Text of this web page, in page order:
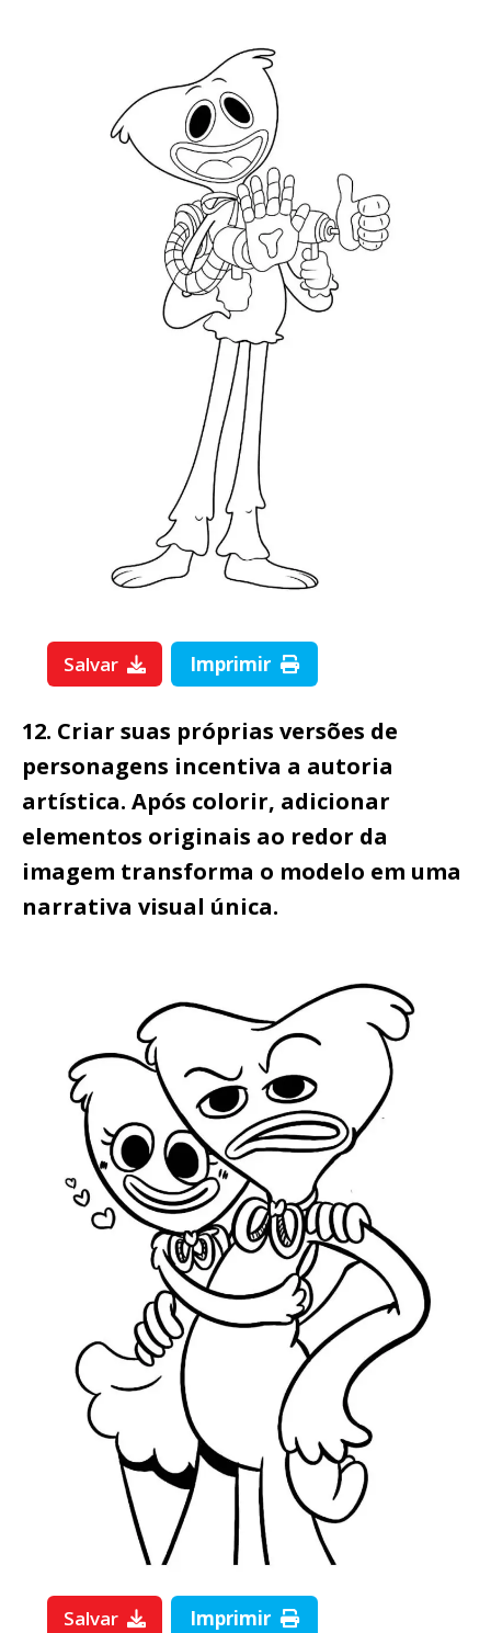
Salvar Imprimir
12. Criar suas próprias versões de
personagens incentiva a autoria
artística. Após colorir, adicionar
elementos originais ao redor da
imagem transforma o modelo em uma
narrativa visual única.
Salvar Imprimir